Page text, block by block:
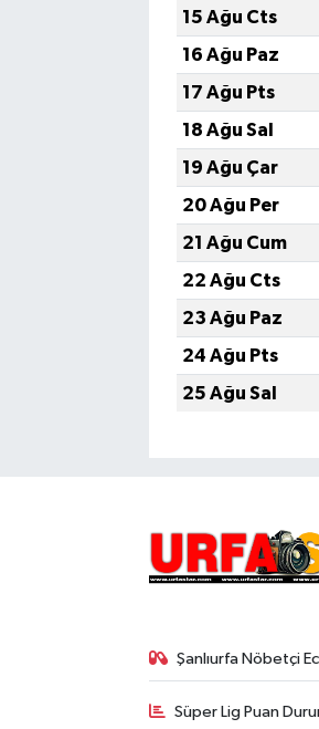
15 Ağu Cts
16 Ağu Paz
17 Ağu Pts
18 Ağu Sal
19 Ağu Çar
20 Ağu Per
21 Ağu Cum
22 Ağu Cts
23 Ağu Paz
24 Ağu Pts
25 Ağu Sal
Şanlıurfa Nöbetçi
Süper Lig Puan